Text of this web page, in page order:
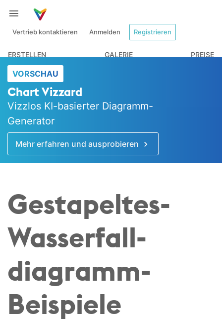
Vertrieb kontaktieren Anmelden Registrieren
ERSTELLEN GALERIE PREISE
VORSCHAU
Chart Vizzard
Vizzlos KI-basierter Diagramm-
Generator
Mehr erfahren und ausprobieren
Gestapeltes-
Wasserfall­
diagramm-
Beispiele